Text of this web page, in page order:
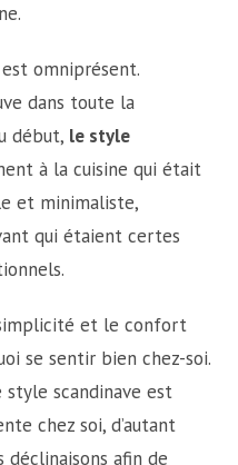
omniprésent.
dans toute la
début, le style
à la cuisine qui était
et minimaliste,
qui étaient certes
et le confort
se sentir bien chez-soi.
style scandinave est
chez soi, d’autant
déclinaisons afin de